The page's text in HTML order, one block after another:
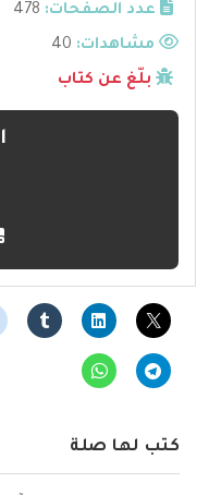
عدد الصفحات: 478
مشاهدات:
بلّغ عن كتاب
كتب لها صلة